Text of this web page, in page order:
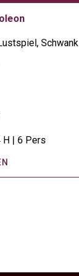
Schwank
| 6 Pers